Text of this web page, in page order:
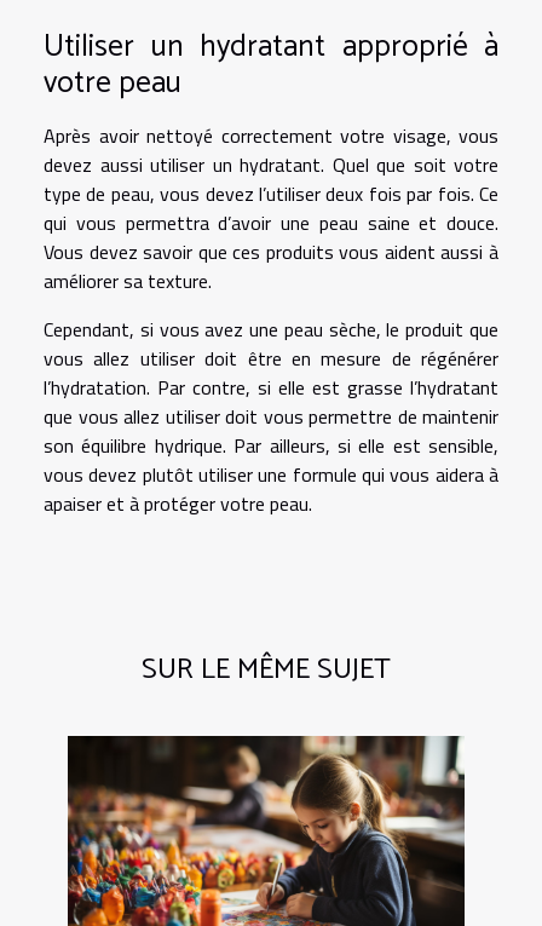
Utiliser un hydratant approprié à
votre peau
Après avoir nettoyé correctement votre visage, vous
devez aussi utiliser un hydratant. Quel que soit votre
type de peau, vous devez l’utiliser deux fois par fois. Ce
qui vous permettra d’avoir une peau saine et douce.
Vous devez savoir que ces produits vous aident aussi à
améliorer sa texture.
Cependant, si vous avez une peau sèche, le produit que
vous allez utiliser doit être en mesure de régénérer
l’hydratation. Par contre, si elle est grasse l’hydratant
que vous allez utiliser doit vous permettre de maintenir
son équilibre hydrique. Par ailleurs, si elle est sensible,
vous devez plutôt utiliser une formule qui vous aidera à
apaiser et à protéger votre peau.
SUR LE MÊME SUJET